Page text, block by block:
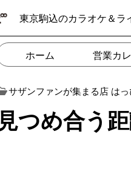
東京駒込のカラオケ＆ラ
ホーム 営業カ
サザンファンが集まる店 は
見つめ合う